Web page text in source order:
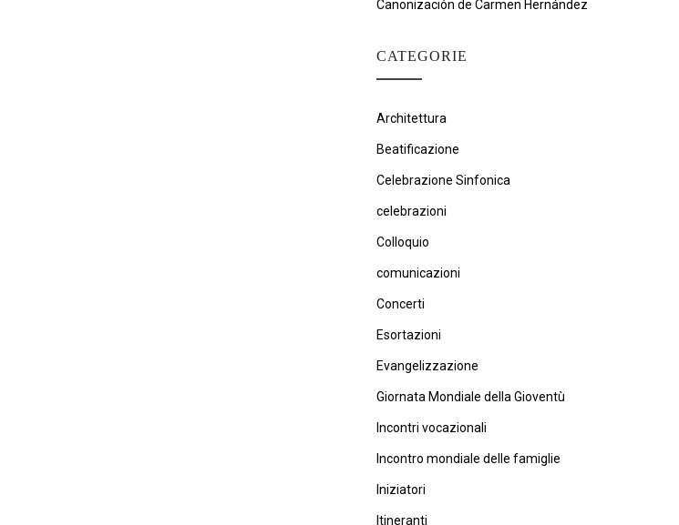
Canonización de Carmen Hernández
CATEGORIE
Architettura
Beatificazione
Celebrazione Sinfonica
celebrazioni
Colloquio
comunicazioni
Concerti
Esortazioni
Evangelizzazione
Giornata Mondiale della Gioventù
Incontri vocazionali
Incontro mondiale delle famiglie
Iniziatori
Itineranti